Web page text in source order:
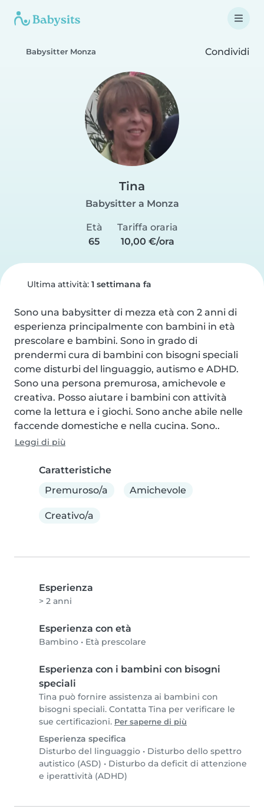
Babysitter Monza Condividi
Tina
Babysitter a Monza
Età
65
Tariffa oraria
10,00 €/ora
Ultima attività: 1 settimana fa
Sono una babysitter di mezza età con 2 anni di
esperienza principalmente con bambini in età
prescolare e bambini. Sono in grado di
prendermi cura di bambini con bisogni speciali
come disturbi del linguaggio, autismo e ADHD.
Sono una persona premurosa, amichevole e
creativa. Posso aiutare i bambini con attività
come la lettura e i giochi. Sono anche abile nelle
faccende domestiche e nella cucina. Sono..
Leggi di più
Caratteristiche
Premuroso/a
Amichevole
Creativo/a
Esperienza
> 2 anni
Esperienza con età
Bambino • Età prescolare
Esperienza con i bambini con bisogni
speciali
Tina può fornire assistenza ai bambini con
bisogni speciali. Contatta Tina per verificare le
sue certificazioni. Per saperne di più
Esperienza specifica
Disturbo del linguaggio • Disturbo dello spettro
autistico (ASD) • Disturbo da deficit di attenzione
e iperattività (ADHD)